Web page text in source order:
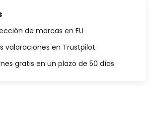
de marcas en EU
valoraciones en Trustpilot
gratis en un plazo de 50 días